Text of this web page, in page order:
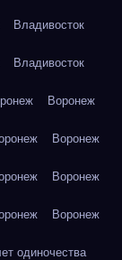
Владивосток
Владивосток
Воронеж
Воронеж
Воронеж
Воронеж
одиночества